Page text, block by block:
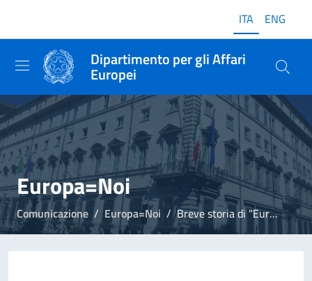
ITA ENG
Dipartimento per gli Affari
Europei
Europa=Noi
Comunicazione Europa=Noi Breve storia di "Europa=Noi"